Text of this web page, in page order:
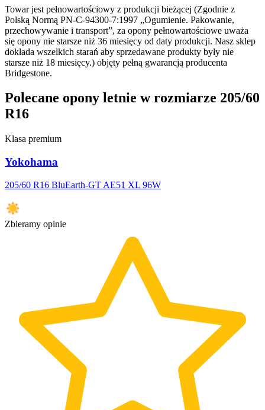
Towar jest pełnowartościowy z produkcji bieżącej (Zgodnie z
Polską Normą PN-C-94300-7:1997 „Ogumienie. Pakowanie,
przechowywanie i transport”, za opony pełnowartościowe uważa
się opony nie starsze niż 36 miesięcy od daty produkcji. Nasz sklep
dokłada wszelkich starań aby sprzedawane produkty były nie
starsze niż 18 miesięcy.) objęty pełną gwarancją producenta
Bridgestone.
Polecane opony letnie w rozmiarze 205/60
R16
Klasa premium
Yokohama
205/60 R16 BluEarth-GT AE51 XL 96W
Zbieramy opinie